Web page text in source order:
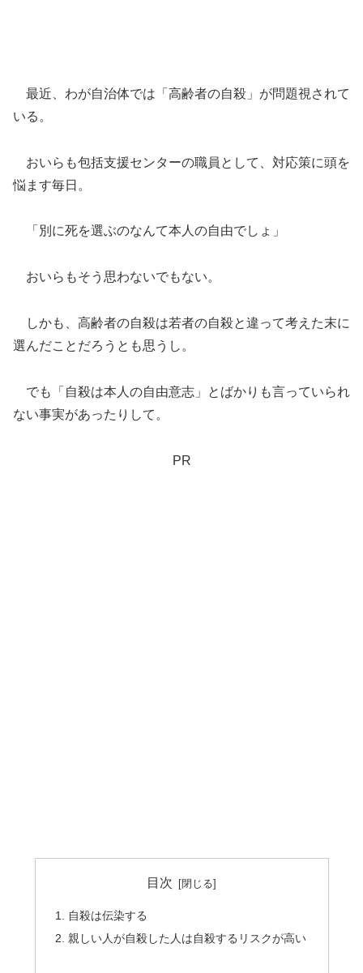
最近、わが自治体では「高齢者の自殺」が問題視されて
いる。
おいらも包括支援センターの職員として、対応策に頭を
悩ます毎日。
「別に死を選ぶのなんて本人の自由でしょ」
おいらもそう思わないでもない。
しかも、高齢者の自殺は若者の自殺と違って考えた末に
選んだことだろうとも思うし。
でも「自殺は本人の自由意志」とばかりも言っていられ
ない事実があったりして。
PR
目次
自殺は伝染する
親しい人が自殺した人は自殺するリスクが高い